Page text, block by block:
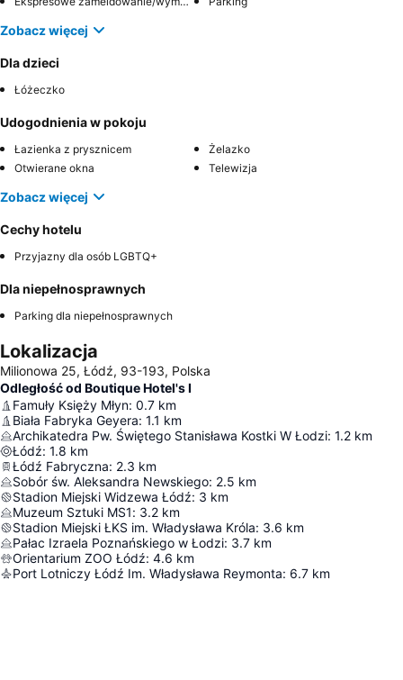
Zobacz więcej
Dla dzieci
Łóżeczko
Udogodnienia w pokoju
Łazienka z prysznicem
Żelazko
Otwierane okna
Telewizja
Zobacz więcej
Cechy hotelu
Przyjazny dla osób LGBTQ+
Dla niepełnosprawnych
Parking dla niepełnosprawnych
Lokalizacja
Milionowa 25, Łódź, 93-193, Polska
Odległość od Boutique Hotel's I
Famuły Księży Młyn: 0.7 km
Biała Fabryka Geyera: 1.1 km
Archikatedra Pw. Świętego Stanisława Kostki W Łodzi: 1.2 km
Łódź: 1.8 km
Łódź Fabryczna: 2.3 km
Sobór św. Aleksandra Newskiego: 2.5 km
Stadion Miejski Widzewa Łódź: 3 km
Muzeum Sztuki MS1: 3.2 km
Stadion Miejski ŁKS im. Władysława Króla: 3.6 km
Pałac Izraela Poznańskiego w Łodzi: 3.7 km
Orientarium ZOO Łódź: 4.6 km
Port Lotniczy Łódź Im. Władysława Reymonta: 6.7 km